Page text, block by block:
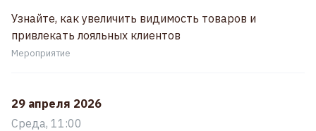
Узнайте, как увеличить видимость товаров и
привлекать лояльных клиентов
Мероприятие
29 апреля 2026
Среда, 11:00